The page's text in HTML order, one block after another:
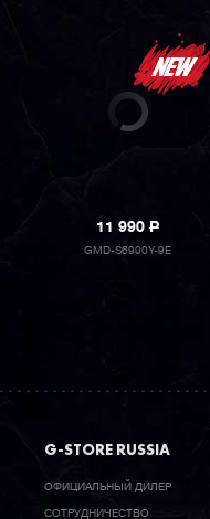
11 990P
GMD-S6900Y-9E
G-STORE RUSSIA
ОФИЦИАЛЬНЫЙ ДИЛЕР
CОТРУДНИЧЕСТВО